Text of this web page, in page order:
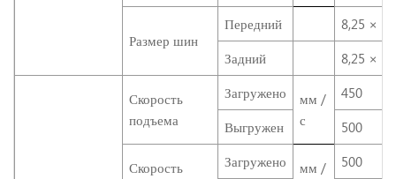
Размер шин
Передний
8,25 ×
Задний
8,25 ×
Скорость
подъема
Загружено
мм /
с
450
Выгружен
500
Скорость
Загружено
мм /
500